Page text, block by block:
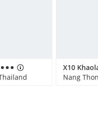
X10
Nang